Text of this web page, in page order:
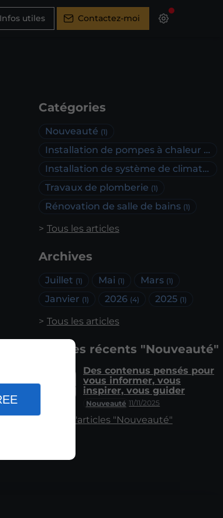
Infos utiles Contactez-moi
Catégories
Nouveauté (1)
Installation de pompes à chaleur
(1)
Installation de système de climatisation
Travaux de plomberie (1)
Rénovation de salle de bains (1)
Tous les articles
Archives
Juillet (1) Mai (1) Mars (1)
Janvier (1) 2026 (4) 2025 (1)
Tous les articles
Articles récents "Nouveauté"
Nouveauté 11/11/2025
Des contenus pensés pour
vous informer, vous
inspirer, vous guider
Plus d'articles "Nouveauté"